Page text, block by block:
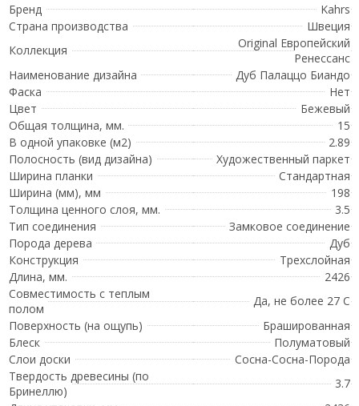
Бренд
Kahrs
Страна производства
Швеция
Коллекция
Original Европейский
Ренессанс
Наименование дизайна
Дуб Палаццо Биандо
Фаска
Нет
Цвет
Бежевый
Общая толщина, мм.
15
В одной упаковке (м2)
2.89
Полосность (вид дизайна)
Художественный паркет
Ширина планки
Стандартная
Ширина (мм), мм
198
Толщина ценного слоя, мм.
3.5
Тип соединения
Замковое соединение
Порода дерева
Дуб
Конструкция
Трехслойная
Длина, мм.
2426
Совместимость с теплым
полом
Да, не более 27 С
Поверхность (на ощупь)
Брашированная
Блеск
Полуматовый
Слои доски
Сосна-Сосна-Порода
Твердость древесины (по
Бринеллю)
3.7